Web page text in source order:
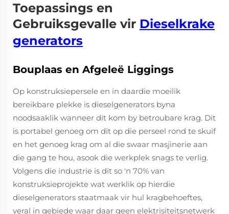
Toepassings en
Gebruiksgevalle vir Dieselkrake
generators
Bouplaas en Afgeleë Liggings
Op konstruksiepersele en in daardie moeilik
bereikbare plekke is dieselgenerators byna
noodsaaklik wanneer dit kom by betroubare krag. Dit
is portabel genoeg om dit op die perseel rond te skuif
en het genoeg krag om al die swaar masjinerie aan
die gang te hou, asook die werkplek snags te verlig.
Volgens die industrie is dit so 'n 70% van
konstruksieprojekte wat werklik op hierdie
dieselgenerators staatmaak vir hul kragbehoeftes,
veral in gebiede waar daar geen elektrisiteitsnetwerk